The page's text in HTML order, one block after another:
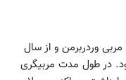
در سال 1997 مربی نورنبرگ، در سال 1998 مربی وردربرمن و از سال
بود. در طول مدت مربیگری